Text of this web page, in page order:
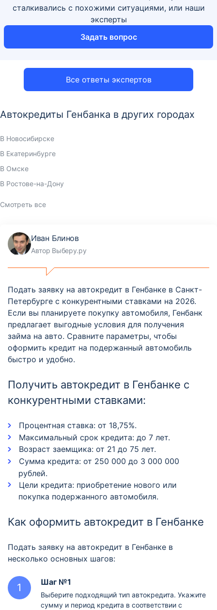
Все ответы экспертов
сталкивались с похожими ситуациями, или наши
эксперты
Задать вопрос
Автокредиты Генбанка в других городах
В Новосибирске
В Екатеринбурге
В Омске
В Ростове-на-Дону
Смотреть все
Иван Блинов
Автор Выберу.ру
Подать заявку на автокредит в Генбанке в Санкт-
Петербурге с конкурентными ставками на 2026.
Если вы планируете покупку автомобиля, Генбанк
предлагает выгодные условия для получения
займа на авто. Сравните параметры, чтобы
оформить кредит на подержанный автомобиль
быстро и удобно.
Получить автокредит в Генбанке с
конкурентными ставками:
Процентная ставка: от 18,75%.
Максимальный срок кредита: до 7 лет.
Возраст заемщика: от 21 до 75 лет.
Сумма кредита: от 250 000 до 3 000 000
рублей.
Цели кредита: приобретение нового или
покупка подержанного автомобиля.
Как оформить автокредит в Генбанке
Подать заявку на автокредит в Генбанке в
несколько основных шагов:
Шаг №1
Выберите подходящий тип автокредита. Укажите
сумму и период кредита в соответствии с